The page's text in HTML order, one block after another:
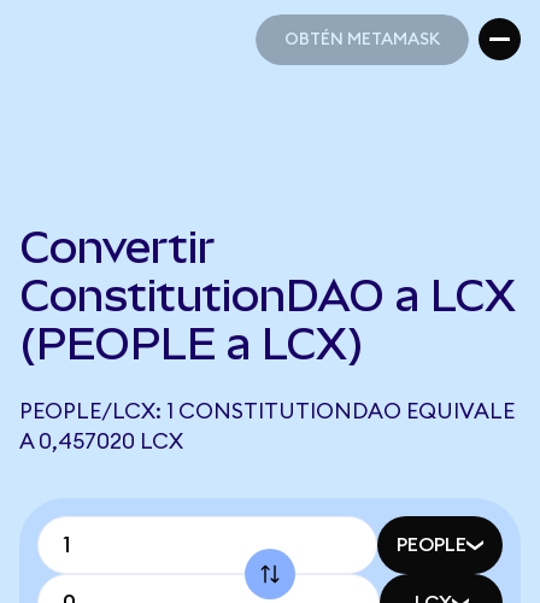
OBTÉN METAMASK
Convertir
ConstitutionDAO a LCX
(PEOPLE a LCX)
PEOPLE/LCX: 1 CONSTITUTIONDAO EQUIVALE
A 0,457020 LCX
PEOPLE